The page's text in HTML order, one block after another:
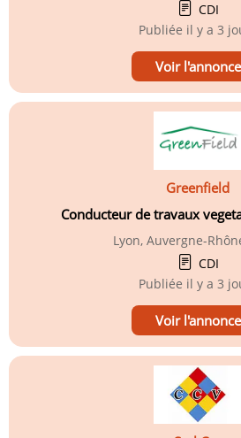
CDI
Publiée il y a 3
Voir l'annonce
Greenfield
Conducteur de travaux
Lyon, Auvergne-
CDI
Publiée il y a 3
Voir l'annonce